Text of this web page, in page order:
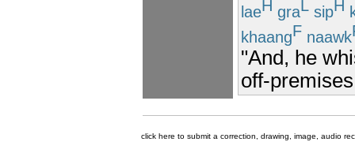
laeH graL sipH
khaangF naawk
"And, he
off-
click here to submit a correction, drawing, image, audio